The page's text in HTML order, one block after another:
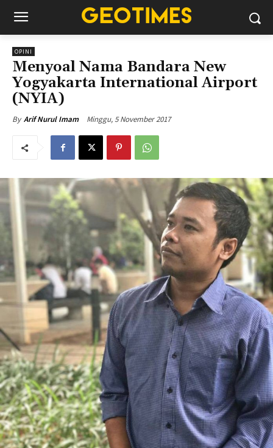
OPINI
Menyoal Nama Bandara New
Yogyakarta International Airport
(NYIA)
By Arif Nurul Imam Minggu, 5 November 2017